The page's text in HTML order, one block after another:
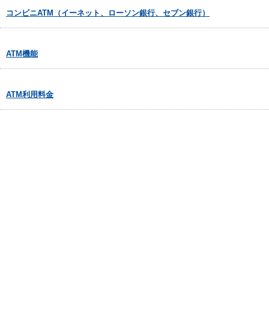
コンビニATM（イーネット、ローソン銀行、セブン銀行）
ATM機能
ATM利用料金